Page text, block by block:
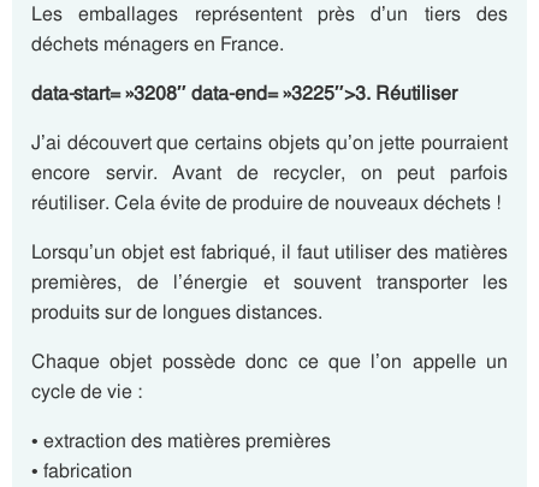
Les emballages représentent près d’un tiers des
déchets ménagers en France.
data-start= »3208″ data-end= »3225″>3. Réutiliser
J’ai découvert que certains objets qu’on jette pourraient
encore servir. Avant de recycler, on peut parfois
réutiliser. Cela évite de produire de nouveaux déchets !
Lorsqu’un objet est fabriqué, il faut utiliser des matières
premières, de l’énergie et souvent transporter les
produits sur de longues distances.
Chaque objet possède donc ce que l’on appelle un
cycle de vie :
• extraction des matières premières
• fabrication